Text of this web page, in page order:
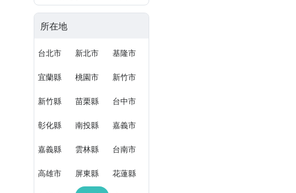
所在地
台北市 新北市 基隆市
宜蘭縣 桃園市 新竹市
新竹縣 苗栗縣 台中市
彰化縣 南投縣 嘉義市
嘉義縣 雲林縣 台南市
高雄市 屏東縣 花蓮縣